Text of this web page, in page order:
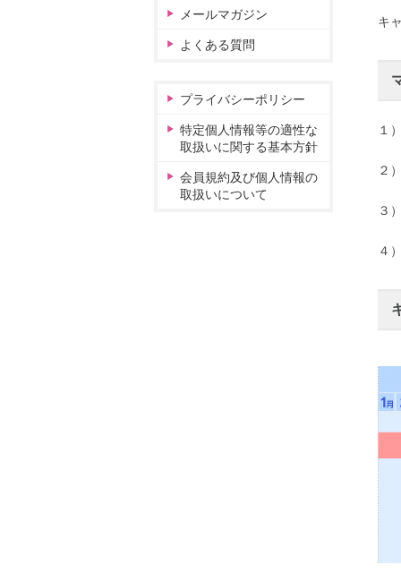
キ
１
２
３
４
メールマガジン
よくある質問
プライバシーポリシー
特定個人情報等の適性な
取扱いに関する基本方針
会員規約及び個人情報の
取扱いについて